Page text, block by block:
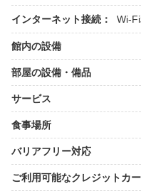
インターネット接続： Wi-
館内の設備
部屋の設備・備品
サービス
食事場所
バリアフリー対応
ご利用可能なクレジットカ